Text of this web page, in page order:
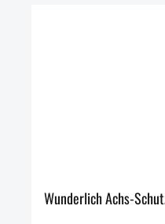
Wunderlich Achs-